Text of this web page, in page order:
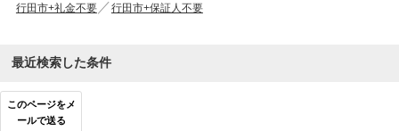
行田市+礼金不要
行田市+保証人不要
最近検索した条件
このページをメ
ールで送る